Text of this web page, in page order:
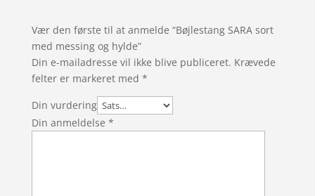
Vær den første til at anmelde “Bøjlestang SARA sort
med messing og hylde”
Din e-mailadresse vil ikke blive publiceret. Krævede
felter er markeret med *
Din vurdering
Din anmeldelse *